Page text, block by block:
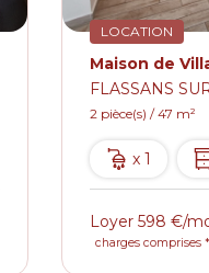
LOCATION
FLASSANS
2 pièce(s) / 47 m²
x 1
Loyer 598 €/
charges comprises